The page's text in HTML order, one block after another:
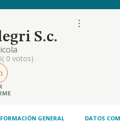
S.c.
( 0 votos)
GENERAL DATOS